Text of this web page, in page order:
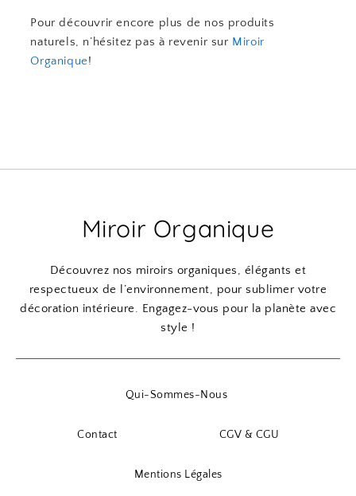
Pour découvrir encore plus de nos produits
naturels, n’hésitez pas à revenir sur Miroir
Organique!
Miroir Organique
Découvrez nos miroirs organiques, élégants et
respectueux de l’environnement, pour sublimer votre
décoration intérieure. Engagez-vous pour la planète avec
style !
Qui-Sommes-Nous
Contact CGV & CGU
Mentions Légales